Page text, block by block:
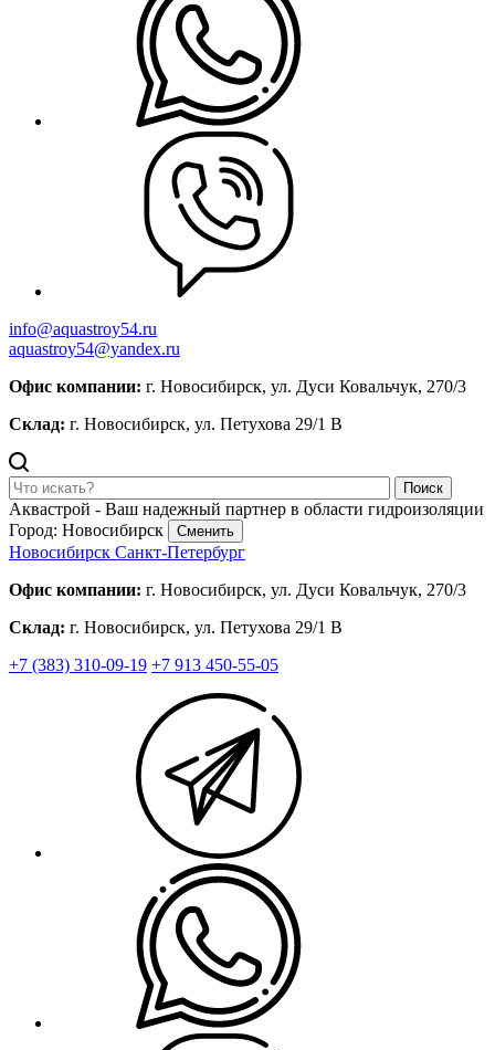
info@aquastroy54.ru
aquastroy54@yandex.ru
Офис компании: г. Новосибирск, ул. Дуси Ковальчук, 270/3
Склад: г. Новосибирск, ул. Петухова 29/1 В
Поиск
Аквастрой - Ваш надежный партнер в области гидроизоляции
Город: Новосибирск
Сменить
Новосибирск Санкт-Петербург
Офис компании: г. Новосибирск, ул. Дуси Ковальчук, 270/3
Склад: г. Новосибирск, ул. Петухова 29/1 В
+7 (383) 310-09-19 +7 913 450-55-05